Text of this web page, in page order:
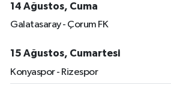
14 Ağustos, Cuma
Galatasaray - Çorum FK
15 Ağustos, Cumartesi
Konyaspor - Rizespor